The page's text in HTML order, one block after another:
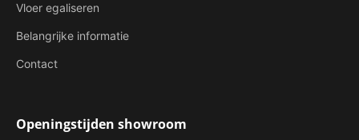
Vloer egaliseren
Belangrijke informatie
Contact
Openingstijden showroom